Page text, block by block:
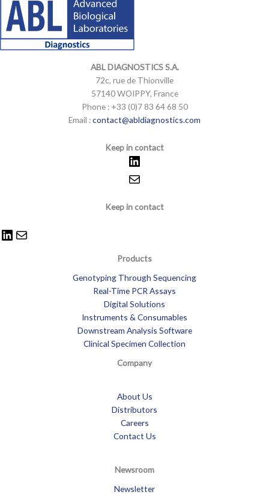
e
ABL DIAGNOSTICS S.A.
72c, rue de Thionville
57140 WOIPPY, France
Phone : +33 (0)7 83 64 68 50
Email :contact@abldiagnostics.com
Keep in contact
Keep in contact
Products
Genotyping Through Sequencing
Real-Time PCR Assays
Digital Solutions
Instruments & Consumables
Downstream Analysis Software
Clinical Specimen Collection
Company
About Us
Distributors
Careers
Contact Us
Newsroom
Newsletter